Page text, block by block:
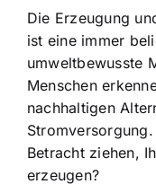
Die Erzeugung
ist eine immer
umweltbewusste
Menschen
nachhaltigen
Betracht ziehen,
erzeugen?